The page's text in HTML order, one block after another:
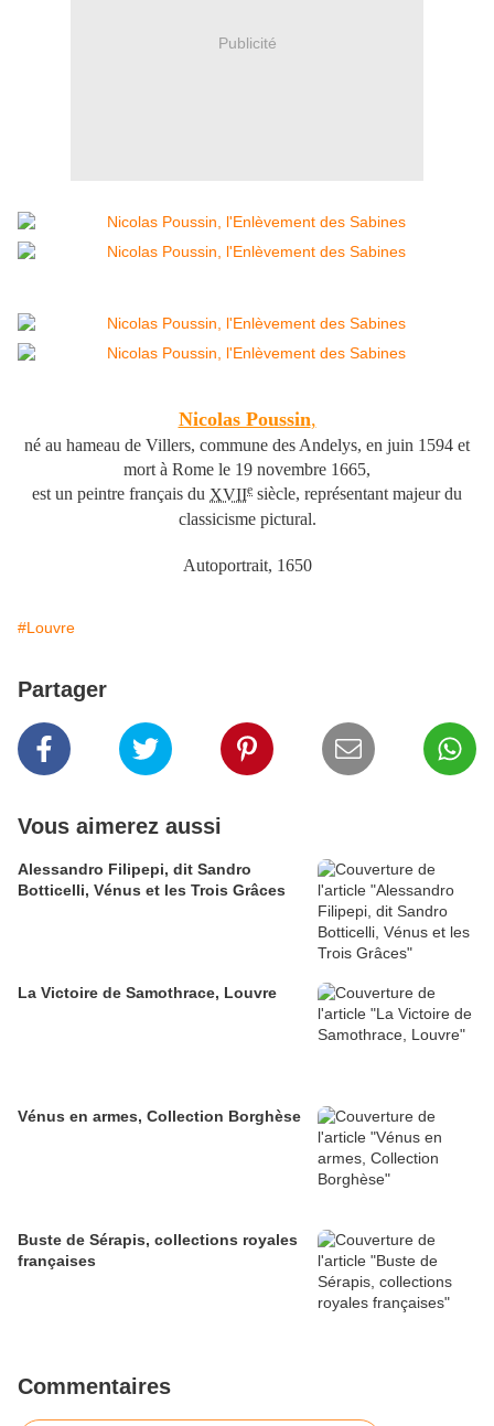
Publicité
Nicolas Poussin,
né au hameau de Villers, commune des Andelys, en juin 1594 et
mort à Rome le 19 novembre 1665,
est un peintre français du XVIIe siècle, représentant majeur du
classicisme pictural.
Autoportrait, 1650
#Louvre
Partager
Vous aimerez aussi
Alessandro Filipepi, dit Sandro
Botticelli, Vénus et les Trois Grâces
La Victoire de Samothrace, Louvre
Vénus en armes, Collection Borghèse
Buste de Sérapis, collections royales
françaises
Commentaires